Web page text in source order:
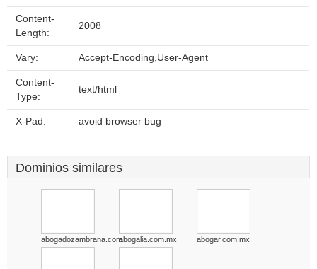
Content-
Length:
2008
Vary: Accept-Encoding,User-Agent
Content-
Type:
text/html
X-Pad: avoid browser bug
Dominios similares
abogadozambrana.comabogalia.com.mx abogar.com.mx